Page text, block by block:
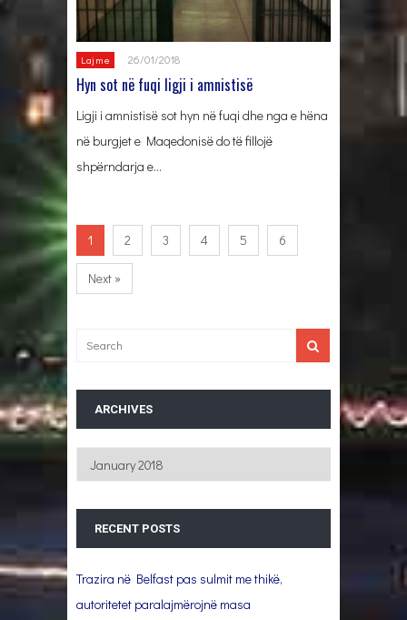
Lajme 26/01/2018
Hyn sot në fuqi ligji i amnistisë
Ligji i amnistisë sot hyn në fuqi dhe nga e hëna
në burgjet e Maqedonisë do të fillojë
shpërndarja e…
1 2 3 4 5 6
Next »
ARCHIVES
Archives
RECENT POSTS
Trazira në Belfast pas sulmit me thikë,
autoritetet paralajmërojnë masa